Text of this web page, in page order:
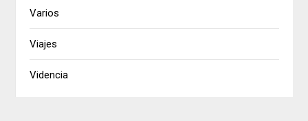
Varios
Viajes
Videncia